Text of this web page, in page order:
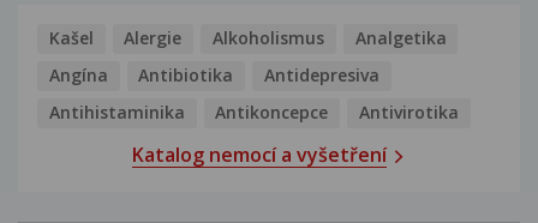
Kašel Alergie Alkoholismus
Analgetika
Angína
Antibiotika
Antidepresiva
Antihistaminika
Antikoncepce Antivirotika
Katalog nemocí a vyšetření